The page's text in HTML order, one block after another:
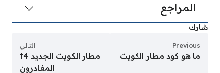
المراجع
شارك
Previous
ما هو كود مطار الكويت
التالي
مطار الكويت الجديد t4
المغادرون